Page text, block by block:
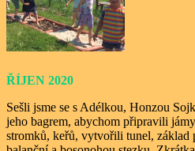
ŘÍJEN 2020
Sešli jsme se s Adélkou, Honzou
jeho bagrem, abychom připravili
stromků, keřů, vytvořili tunel, základ